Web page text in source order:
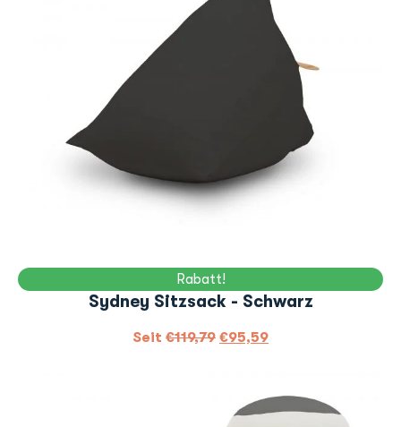
Rabatt!
Sydney Sitzsack - Schwarz
Seit €119,79 €95,59